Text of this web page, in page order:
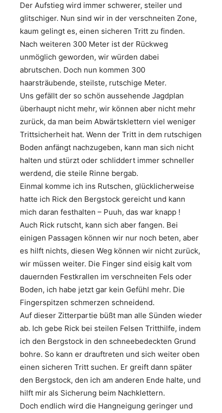
Der Aufstieg wird immer schwerer, steiler und
glitschiger. Nun sind wir in der verschneiten Zone,
kaum gelingt es, einen sicheren Tritt zu finden.
Nach weiteren 300 Meter ist der Rückweg
unmöglich geworden, wir würden dabei
abrutschen. Doch nun kommen 300
haarsträubende, steilste, rutschige Meter.
Uns gefällt der so schön aussehende Jagdplan
überhaupt nicht mehr, wir können aber nicht mehr
zurück, da man beim Abwärtsklettern viel weniger
Trittsicherheit hat. Wenn der Tritt in dem rutschigen
Boden anfängt nachzugeben, kann man sich nicht
halten und stürzt oder schliddert immer schneller
werdend, die steile Rinne bergab.
Einmal komme ich ins Rutschen, glücklicherweise
hatte ich Rick den Bergstock gereicht und kann
mich daran festhalten – Puuh, das war knapp !
Auch Rick rutscht, kann sich aber fangen. Bei
einigen Passagen können wir nur noch beten, aber
es hilft nichts, diesen Weg können wir nicht zurück,
wir müssen weiter. Die Finger sind eisig kalt vom
dauernden Festkrallen im verschneiten Fels oder
Boden, ich habe jetzt gar kein Gefühl mehr. Die
Fingerspitzen schmerzen schneidend.
Auf dieser Zitterpartie büßt man alle Sünden wieder
ab. Ich gebe Rick bei steilen Felsen Tritthilfe, indem
ich den Bergstock in den schneebedeckten Grund
bohre. So kann er drauftreten und sich weiter oben
einen sicheren Tritt suchen. Er greift dann später
den Bergstock, den ich am anderen Ende halte, und
hilft mir als Sicherung beim Nachklettern.
Doch endlich wird die Hangneigung geringer und